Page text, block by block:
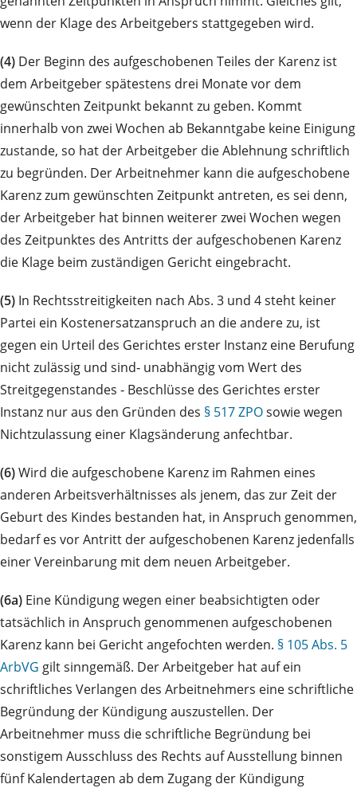
wenn der Klage des Arbeitgebers stattgegeben wird.
(4) Der Beginn des aufgeschobenen Teiles der Karenz ist
dem Arbeitgeber spätestens drei Monate vor dem
gewünschten Zeitpunkt bekannt zu geben. Kommt
innerhalb von zwei Wochen ab Bekanntgabe keine Einigung
zustande, so hat der Arbeitgeber die Ablehnung schriftlich
zu begründen. Der Arbeitnehmer kann die aufgeschobene
Karenz zum gewünschten Zeitpunkt antreten, es sei denn,
der Arbeitgeber hat binnen weiterer zwei Wochen wegen
des Zeitpunktes des Antritts der aufgeschobenen Karenz
die Klage beim zuständigen Gericht eingebracht.
(5) In Rechtsstreitigkeiten nach Abs. 3 und 4 steht keiner
Partei ein Kostenersatzanspruch an die andere zu, ist
gegen ein Urteil des Gerichtes erster Instanz eine Berufung
nicht zulässig und sind‑ unabhängig vom Wert des
Streitgegenstandes ‑ Beschlüsse des Gerichtes erster
Instanz nur aus den Gründen des § 517 ZPOsowie wegen
Nichtzulassung einer Klagsänderung anfechtbar.
(6)Wird die aufgeschobene Karenz im Rahmen eines
anderen Arbeitsverhältnisses als jenem, das zur Zeit der
Geburt des Kindes bestanden hat, in Anspruch genommen,
bedarf es vor Antritt der aufgeschobenen Karenz jedenfalls
einer Vereinbarung mit dem neuen Arbeitgeber.
(6a) Eine Kündigung wegen einer beabsichtigten oder
tatsächlich in Anspruch genommenen aufgeschobenen
Karenz kann bei Gericht angefochten werden. § 105 Abs. 5
ArbVG gilt sinngemäß. Der Arbeitgeber hat auf ein
schriftliches Verlangen des Arbeitnehmers eine schriftliche
Begründung der Kündigung auszustellen. Der
Arbeitnehmer muss die schriftliche Begründung bei
sonstigem Ausschluss des Rechts auf Ausstellung binnen
fünf Kalendertagen ab dem Zugang der Kündigung